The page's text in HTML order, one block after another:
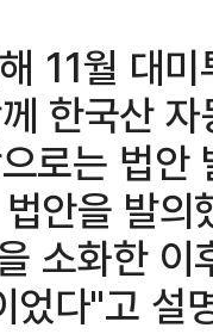
11월 대
한국산
로는 법안
안을 발
소화한
었다"고 설